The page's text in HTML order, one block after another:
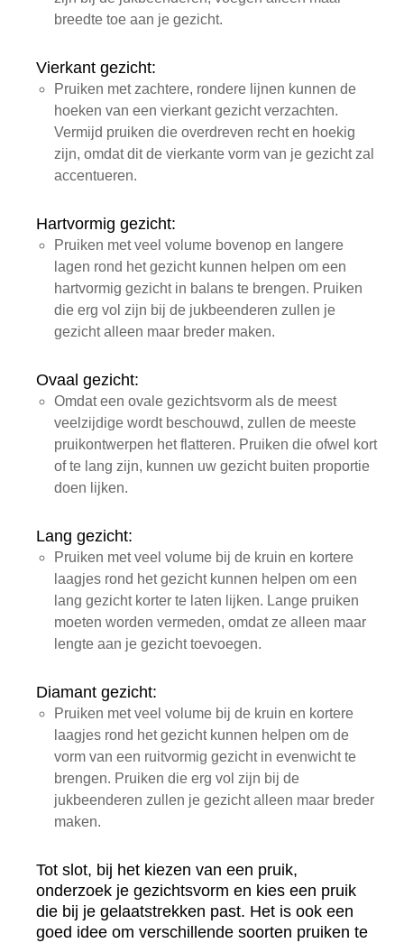
breedte toe aan je gezicht.
Vierkant gezicht:
Pruiken met zachtere, rondere lijnen kunnen de
hoeken van een vierkant gezicht verzachten.
Vermijd pruiken die overdreven recht en hoekig
zijn, omdat dit de vierkante vorm van je gezicht zal
accentueren.
Hartvormig gezicht:
Pruiken met veel volume bovenop en langere
lagen rond het gezicht kunnen helpen om een
hartvormig gezicht in balans te brengen. Pruiken
die erg vol zijn bij de jukbeenderen zullen je
gezicht alleen maar breder maken.
Ovaal gezicht:
Omdat een ovale gezichtsvorm als de meest
veelzijdige wordt beschouwd, zullen de meeste
pruikontwerpen het flatteren. Pruiken die ofwel kort
of te lang zijn, kunnen uw gezicht buiten proportie
doen lijken.
Lang gezicht:
Pruiken met veel volume bij de kruin en kortere
laagjes rond het gezicht kunnen helpen om een
lang gezicht korter te laten lijken. Lange pruiken
moeten worden vermeden, omdat ze alleen maar
lengte aan je gezicht toevoegen.
Diamant gezicht:
Pruiken met veel volume bij de kruin en kortere
laagjes rond het gezicht kunnen helpen om de
vorm van een ruitvormig gezicht in evenwicht te
brengen. Pruiken die erg vol zijn bij de
jukbeenderen zullen je gezicht alleen maar breder
maken.
Tot slot, bij het kiezen van een pruik,
onderzoek je gezichtsvorm en kies een pruik
die bij je gelaatstrekken past. Het is ook een
goed idee om verschillende soorten pruiken te